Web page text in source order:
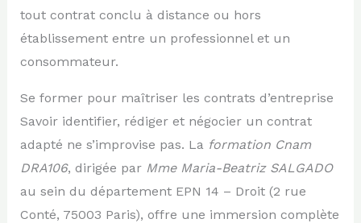
tout contrat conclu à distance ou hors
établissement entre un professionnel et un
consommateur.
Se former pour maîtriser les contrats d’entreprise
Savoir identifier, rédiger et négocier un contrat
adapté ne s’improvise pas. La formation Cnam
DRA106, dirigée par Mme Maria-Beatriz SALGADO
au sein du département EPN 14 – Droit (2 rue
Conté, 75003 Paris), offre une immersion complète